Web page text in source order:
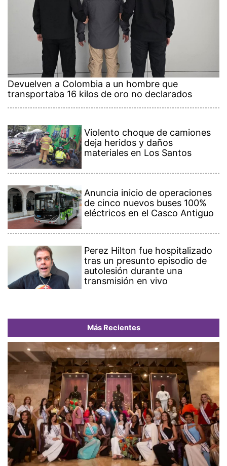
Devuelven a Colombia a un hombre que
transportaba 16 kilos de oro no declarados
Violento choque de camiones
deja heridos y daños
materiales en Los Santos
Anuncia inicio de operaciones
de cinco nuevos buses 100%
eléctricos en el Casco Antiguo
Perez Hilton fue hospitalizado
tras un presunto episodio de
autolesión durante una
transmisión en vivo
Más Recientes